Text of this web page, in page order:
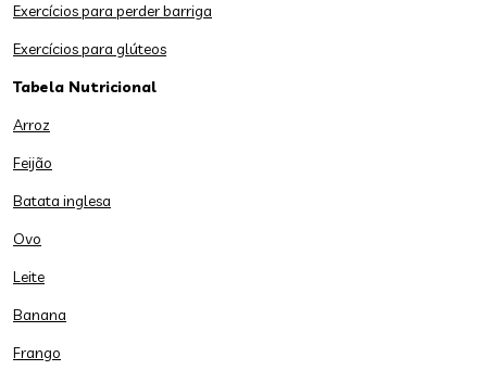
Exercícios para perder barriga
Exercícios para glúteos
Tabela Nutricional
Arroz
Feijão
Batata inglesa
Ovo
Leite
Banana
Frango